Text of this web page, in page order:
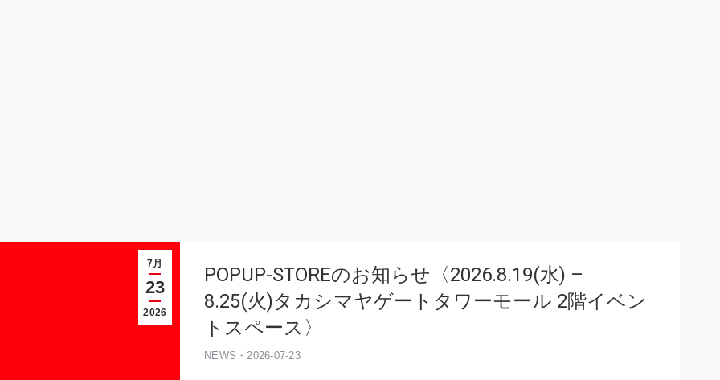
7月
23
2026
POPUP-STOREのお知らせ〈2026.8.19(水) –
8.25(火)タカシマヤゲートタワーモール 2階イベン
トスペース〉
NEWS・2026-07-23